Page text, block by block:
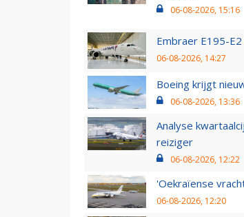
06-08-2026, 15:16
Embraer E195-
06-08-2026, 14:27
Boeing krijgt
06-08-2026, 13:36
Analyse
reiziger
06-08-2026, 12:22
'Oekraïense
06-08-2026, 12:20